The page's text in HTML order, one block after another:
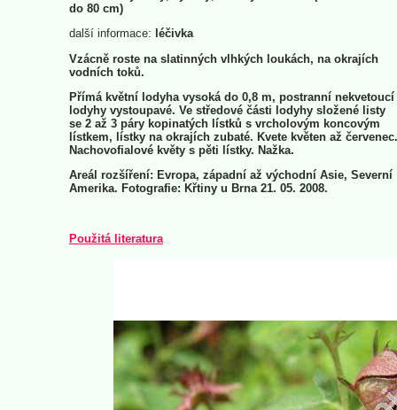
do 80 cm)
další informace: léčivka
Vzácně roste na slatinných vlhkých loukách, na okrajích
vodních toků.
Přímá květní lodyha vysoká do 0,8 m, postranní nekvetoucí
lodyhy vystoupavé. Ve středové části lodyhy složené listy
se 2 až 3 páry kopinatých lístků s vrcholovým koncovým
lístkem, lístky na okrajích zubaté. Kvete květen až červenec.
Nachovofialové květy s pěti lístky. Nažka.
Areál rozšíření: Evropa, západní až východní Asie, Severní
Amerika. Fotografie: Křtiny u Brna 21. 05. 2008.
Použitá literatura